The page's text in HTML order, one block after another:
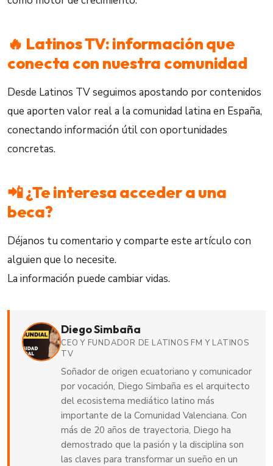
🔥 Latinos TV: información que
conecta con nuestra comunidad
Desde Latinos TV seguimos apostando por contenidos
que aporten valor real a la comunidad latina en España,
conectando información útil con oportunidades
concretas.
📲 ¿Te interesa acceder a una
beca?
Déjanos tu comentario y comparte este artículo con
alguien que lo necesite.
La información puede cambiar vidas.
Diego Simbaña
CEO Y FUNDADOR DE LATINOS FM Y LATINOS
TV
Soñador de origen ecuatoriano y comunicador
por vocación, Diego Simbaña es el arquitecto
del ecosistema mediático latino más
importante de la Comunidad Valenciana. Con
más de 20 años de trayectoria, Diego ha
demostrado que la pasión y la disciplina son
las claves para transformar un sueño en un